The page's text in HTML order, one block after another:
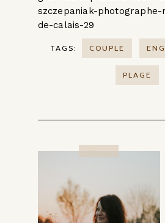
TAGS: COUPLE
PLAGE